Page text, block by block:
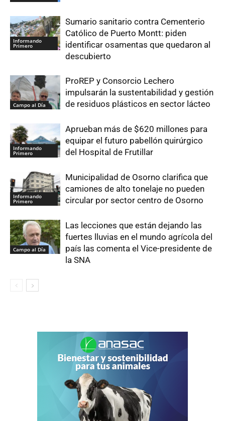
Informando
Primero
Sumario sanitario contra Cementerio
Católico de Puerto Montt: piden
identificar osamentas que quedaron al
descubierto
Campo al Día
ProREP y Consorcio Lechero
impulsarán la sustentabilidad y gestión
de residuos plásticos en sector lácteo
Informando
Primero
Aprueban más de $620 millones para
equipar el futuro pabellón quirúrgico
del Hospital de Frutillar
Informando
Primero
Municipalidad de Osorno clarifica que
camiones de alto tonelaje no pueden
circular por sector centro de Osorno
Campo al Día
Las lecciones que están dejando las
fuertes lluvias en el mundo agrícola del
país las comenta el Vice-presidente de
la SNA